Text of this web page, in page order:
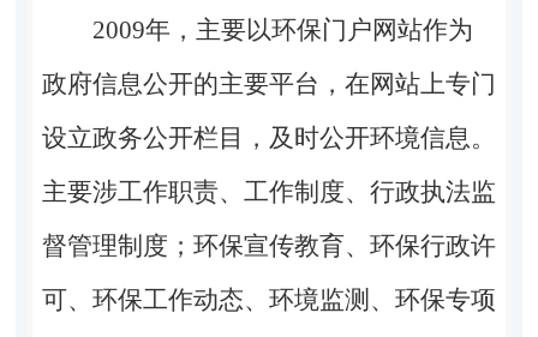
2009年，主要以环保门户网站作为
政府信息公开的主要平台，在网站上专门
设立政务公开栏目，及时公开环境信息。
主要涉工作职责、工作制度、行政执法监
督管理制度；环保宣传教育、环保行政许
可、环保工作动态、环境监测、环保专项